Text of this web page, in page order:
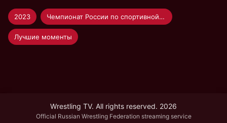
2023 Чемпионат России по спортивной борьбе
Лучшие моменты
Wrestling TV. All rights reserved. 2026
Official Russian Wrestling Federation streaming service